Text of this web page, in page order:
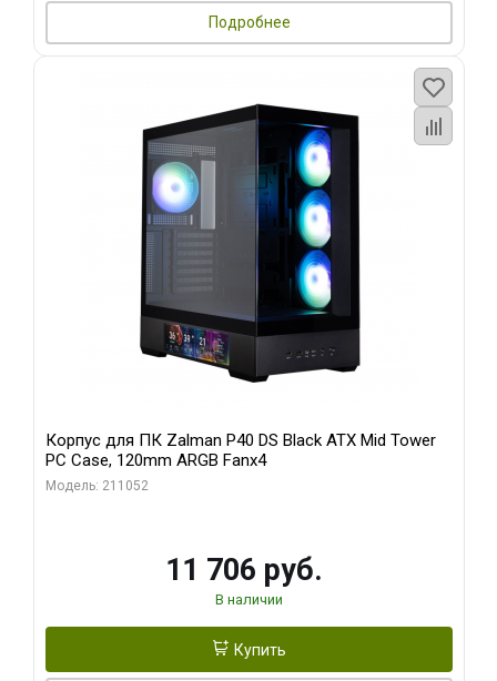
Подробнее
Корпус для ПК Zalman P40 DS Black ATX Mid Tower
PC Case, 120mm ARGB Fanx4
Модель: 211052
11 706 руб.
В наличии
Купить